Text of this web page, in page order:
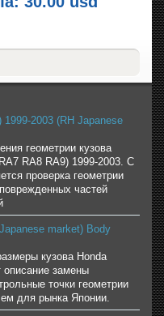
2003 (RH Japanese
геометрии кузова
RA8 RA9) 1999-2003. С
проверка геометрии
частей
market) Body
кузова Honda
описание замены
точки геометрии
для рынка Японии.